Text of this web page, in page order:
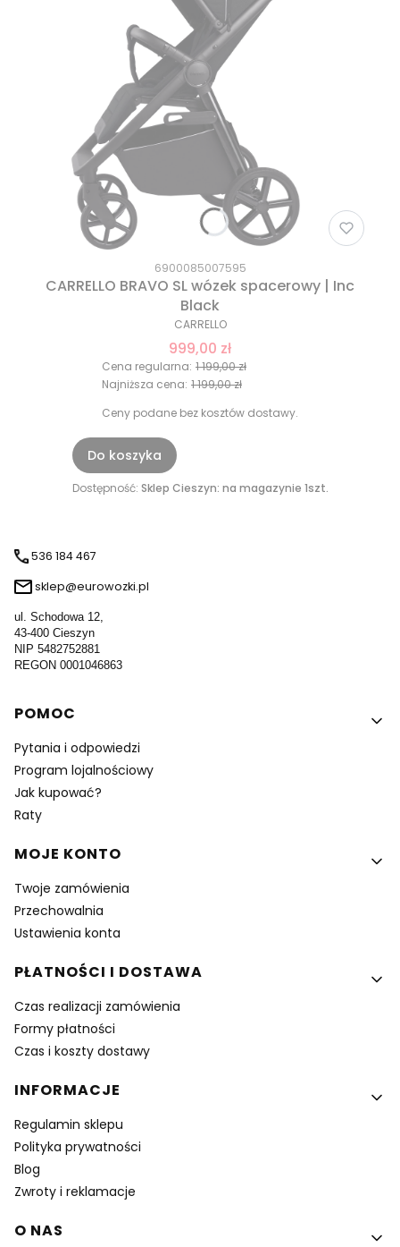
6900085007595
CARRELLO BRAVO SL wózek spacerowy | Inc
Black
CARRELLO
999,00 zł
Cena regularna: 1 199,00 zł
Najniższa cena: 1 199,00 zł
Ceny podane bez kosztów dostawy.
Do koszyka
Dostępność: Sklep Cieszyn: na magazynie 1szt.
536 184 467
sklep@eurowozki.pl
ul. Schodowa 12,
43-400 Cieszyn
NIP 5482752881
REGON 0001046863
Linki w stopce
POMOC
Pytania i odpowiedzi
Program lojalnościowy
Jak kupować?
Raty
MOJE KONTO
Twoje zamówienia
Przechowalnia
Ustawienia konta
PŁATNOŚCI I DOSTAWA
Czas realizacji zamówienia
Formy płatności
Czas i koszty dostawy
INFORMACJE
Regulamin sklepu
Polityka prywatności
Blog
Zwroty i reklamacje
O NAS